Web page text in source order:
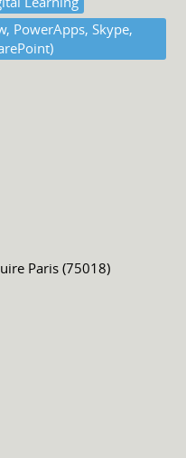
PowerApps, Skype,
Paris (75018)